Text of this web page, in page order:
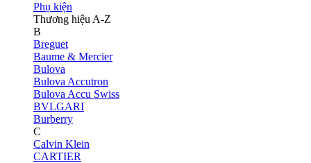
Phụ kiện
Thương hiệu A-Z
B
Breguet
Baume & Mercier
Bulova
Bulova Accutron
Bulova Accu Swiss
BVLGARI
Burberry
C
Calvin Klein
CARTIER